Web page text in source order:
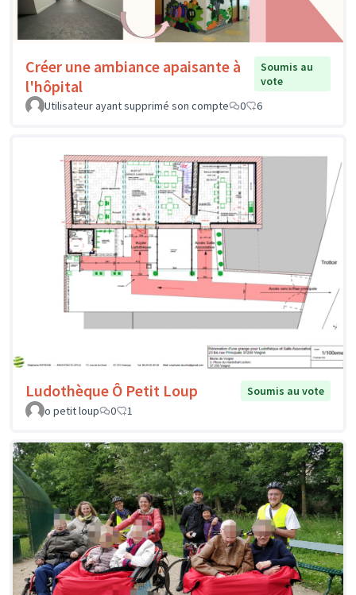
Créer une ambiance apaisante à
l'hôpital
Soumis au
vote
Utilisateur ayant supprimé son compte
0 6
Ludothèque Ô Petit Loup
Soumis au vote
o petit loup
0 1